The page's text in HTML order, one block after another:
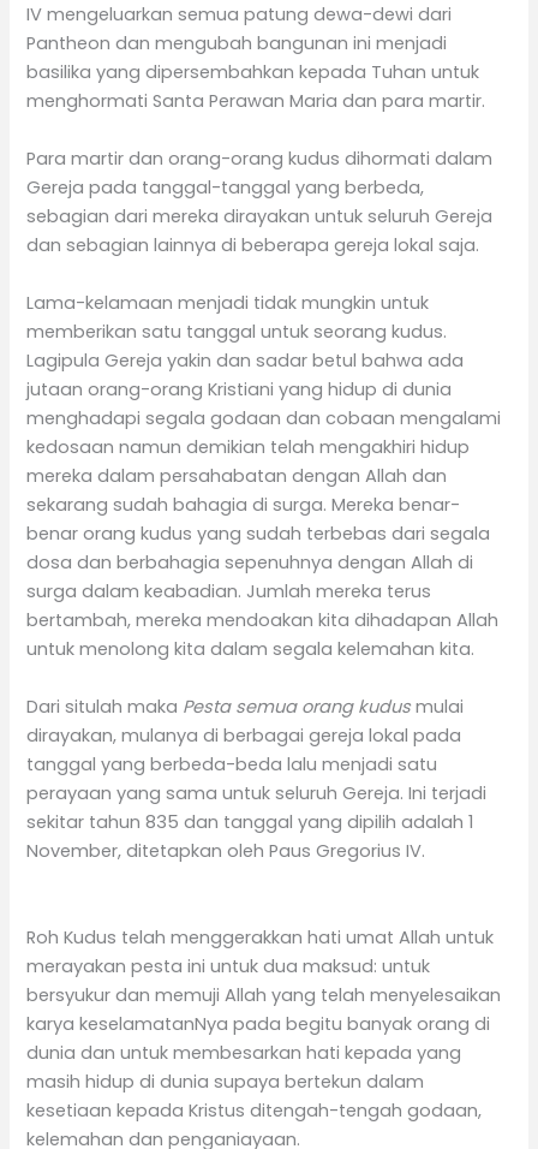
IV mengeluarkan semua patung dewa-dewi dari
Pantheon dan mengubah bangunan ini menjadi
basilika yang dipersembahkan kepada Tuhan untuk
menghormati Santa Perawan Maria dan para martir.
Para martir dan orang-orang kudus dihormati dalam
Gereja pada tanggal-tanggal yang berbeda,
sebagian dari mereka dirayakan untuk seluruh Gereja
dan sebagian lainnya di beberapa gereja lokal saja.
Lama-kelamaan menjadi tidak mungkin untuk
memberikan satu tanggal untuk seorang kudus.
Lagipula Gereja yakin dan sadar betul bahwa ada
jutaan orang-orang Kristiani yang hidup di dunia
menghadapi segala godaan dan cobaan mengalami
kedosaan namun demikian telah mengakhiri hidup
mereka dalam persahabatan dengan Allah dan
sekarang sudah bahagia di surga. Mereka benar-
benar orang kudus yang sudah terbebas dari segala
dosa dan berbahagia sepenuhnya dengan Allah di
surga dalam keabadian. Jumlah mereka terus
bertambah, mereka mendoakan kita dihadapan Allah
untuk menolong kita dalam segala kelemahan kita.
Dari situlah maka Pesta semua orang kudusmulai
dirayakan, mulanya di berbagai gereja lokal pada
tanggal yang berbeda-beda lalu menjadi satu
perayaan yang sama untuk seluruh Gereja. Ini terjadi
sekitar tahun 835 dan tanggal yang dipilih adalah 1
November, ditetapkan oleh Paus Gregorius IV.
Roh Kudus telah menggerakkan hati umat Allah untuk
merayakan pesta ini untuk dua maksud: untuk
bersyukur dan memuji Allah yang telah menyelesaikan
karya keselamatanNya pada begitu banyak orang di
dunia dan untuk membesarkan hati kepada yang
masih hidup di dunia supaya bertekun dalam
kesetiaan kepada Kristus ditengah-tengah godaan,
kelemahan dan penganiayaan.